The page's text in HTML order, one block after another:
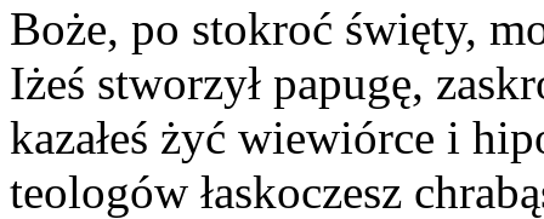
Boże, po stokroć święty,
Iżeś stworzył papugę,
kazałeś żyć wiewiórce i
teologów łaskoczesz